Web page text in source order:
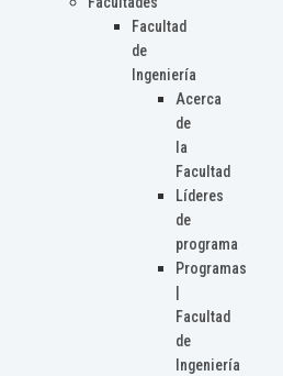
Facultad
de
Ingeniería
Acerca
de
la
Facultad
Líderes
de
programa
Programas
Facultad
de
Ingeniería